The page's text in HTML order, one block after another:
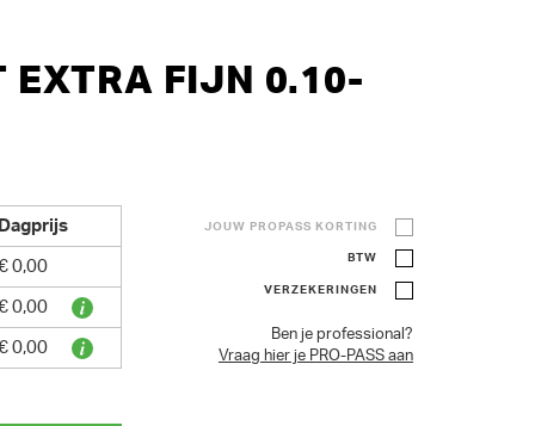
EXTRA FIJN 0.10-
0,00
0,00
0,00
JOUW PROPASS KORTING
BTW
VERZEKERINGEN
Ben je professional?
Vraag hier je PRO-PASS aan